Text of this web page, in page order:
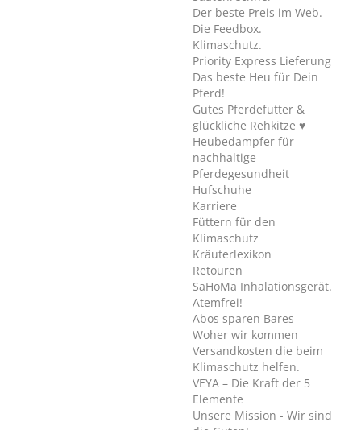
Der beste Preis im Web.
Die Feedbox.
Klimaschutz.
Priority Express Lieferung
Das beste Heu für Dein
Pferd!
Gutes Pferdefutter &
glückliche Rehkitze ♥
Heubedampfer für
nachhaltige
Pferdegesundheit
Hufschuhe
Karriere
Füttern für den
Klimaschutz
Kräuterlexikon
Retouren
SaHoMa Inhalationsgerät.
Atemfrei!
Abos sparen Bares
Woher wir kommen
Versandkosten die beim
Klimaschutz helfen.
VEYA – Die Kraft der 5
Elemente
Unsere Mission - Wir sind